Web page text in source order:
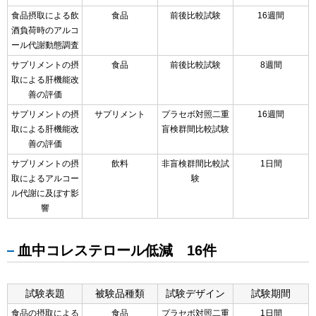
食品摂取による飲
酒負荷時のアルコ
ール代謝動態調査
食品 前後比較試験 16週間
サプリメントの摂
取による肝機能改
善の評価
食品 前後比較試験 8週間
サプリメントの摂
取による肝機能改
善の評価
サプリメント
プラセボ対照二重
盲検群間比較試験
16週間
サプリメントの摂
取によるアルコー
ル代謝に及ぼす影
響
飲料
非盲検群間比較試
験
1日間
血中コレステロール低減 16件
試験表題 被験品種類 試験デザイン 試験期間
食品の摂取による 食品 プラセボ対照二重 1日間